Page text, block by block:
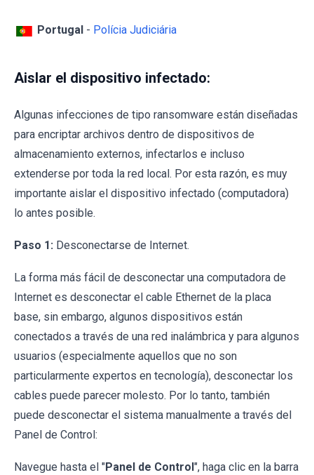
Portugal - Polícia Judiciária
Aislar el dispositivo infectado:
Algunas infecciones de tipo ransomware están diseñadas
para encriptar archivos dentro de dispositivos de
almacenamiento externos, infectarlos e incluso
extenderse por toda la red local. Por esta razón, es muy
importante aislar el dispositivo infectado (computadora)
lo antes posible.
Paso 1: Desconectarse de Internet.
La forma más fácil de desconectar una computadora de
Internet es desconectar el cable Ethernet de la placa
base, sin embargo, algunos dispositivos están
conectados a través de una red inalámbrica y para algunos
usuarios (especialmente aquellos que no son
particularmente expertos en tecnología), desconectar los
cables puede parecer molesto. Por lo tanto, también
puede desconectar el sistema manualmente a través del
Panel de Control:
Navegue hasta el "Panel de Control", haga clic en la barra